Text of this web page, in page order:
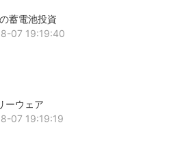
蓄電池投資
07 19:19:40
ーウェア
07 19:19:19